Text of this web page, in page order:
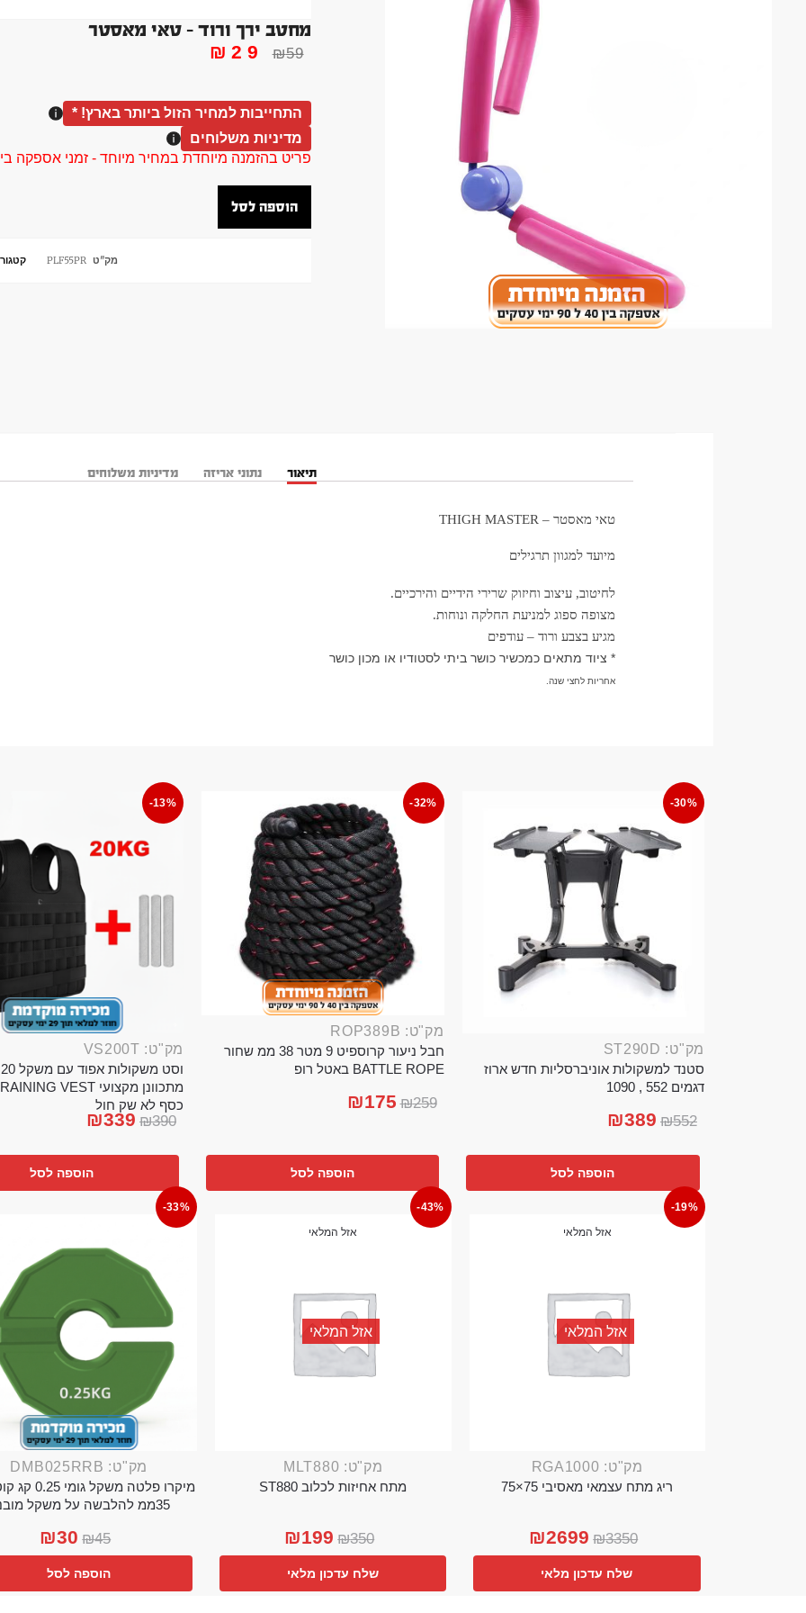
מחטב ירך ורוד – טאי מאסטר
₪59
₪29
התחייבות למחיר הזול ביותר בארץ! *
מדיניות משלוחים
פריט בהזמנה מיוחדת במחיר מיוחד - זמני אספקה בין 40 ל 90 ימי עסקים צור קשר
הוספה לסל
מק"ט PLF55PR
תיאור נתוני אריזה מדיניות משלוחים
טאי מאסטר – THIGH MASTER
מיועד למגוון תרגילים
לחיטוב, עיצוב וחיזוק שרירי הידיים והירכיים.
מצופה ספוג למניעת החלקה ונוחות.
מגיע בצבע ורוד – עודפים
* ציוד מתאים כמכשיר כושר ביתי לסטודיו או מכון כושר
אחריות לחצי שנה.
-30%
מק"ט: ST290D
סטנד למשקולות אוניברסליות חדש ארוז
דגמים 552 , 1090
₪552
₪389
הוספה לסל
-32%
מק"ט: ROP389B
חבל ניעור קרוספיט 9 מטר 38 ממ שחור
BATTLE ROPE באטל רופ
₪259
₪175
הוספה לסל
-13%
מק"ט: VS200T
כסף לא שק חול
₪390
₪339
הוספה לסל
-19%
אזל המלאי
אזל המלאי
מק"ט: RGA1000
ריג מתח עצמאי מאסיבי 75×75
₪3350
₪2699
שלח עדכון מלאי
-43%
אזל המלאי
אזל המלאי
מק"ט: MLT880
מתח אחיזות לכלוב ST880
₪350
₪199
שלח עדכון מלאי
-33%
מק"ט: DMB025RRB
מיקרו פלטה
35ממ להלבשה על משקל מובנה
₪45
₪30
הוספה לסל